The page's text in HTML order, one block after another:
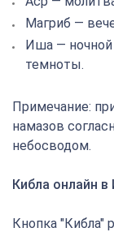
Магриб —
Иша — ночной
темноты.
Примечание:
намазов
небосводом.
Кибла онлайн в
Кнопка "Кибла"